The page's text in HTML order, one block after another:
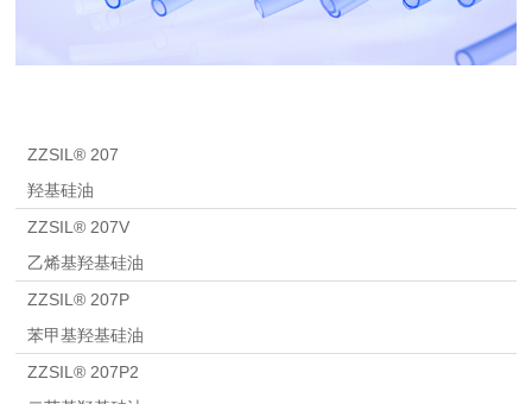
ZZSIL® 207
羟基硅油
ZZSIL® 207V
乙烯基羟基硅油
ZZSIL® 207P
苯甲基羟基硅油
ZZSIL® 207P2